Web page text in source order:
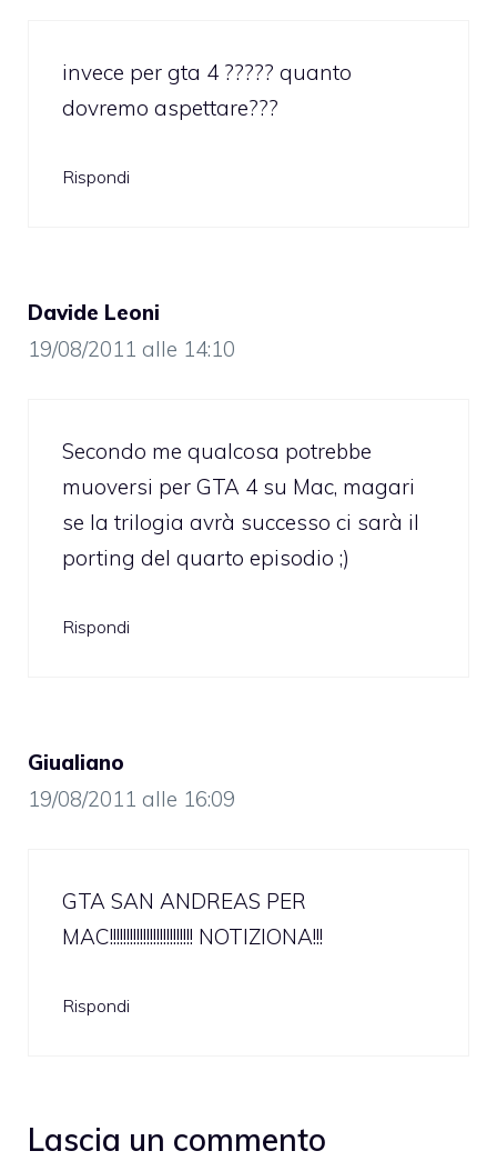
invece per gta 4 ????? quanto
dovremo aspettare???
Rispondi
Davide Leoni
19/08/2011 alle 14:10
Secondo me qualcosa potrebbe
muoversi per GTA 4 su Mac, magari
se la trilogia avrà successo ci sarà il
porting del quarto episodio ;)
Rispondi
Giualiano
19/08/2011 alle 16:09
GTA SAN ANDREAS PER
MAC!!!!!!!!!!!!!!!!!!!!!!!!! NOTIZIONA!!!
Rispondi
Lascia un commento